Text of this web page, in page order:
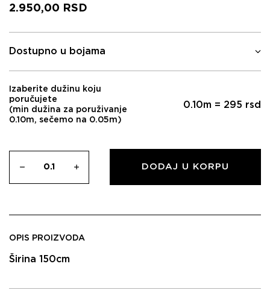
2.950,00 RSD
Dostupno u bojama
Izaberite dužinu koju
poručujete
(min dužina za poruživanje
0.10m, sečemo na 0.05m)
0.10m = 295 rsd
DODAJ U KORPU
OPIS PROIZVODA
Širina 150cm